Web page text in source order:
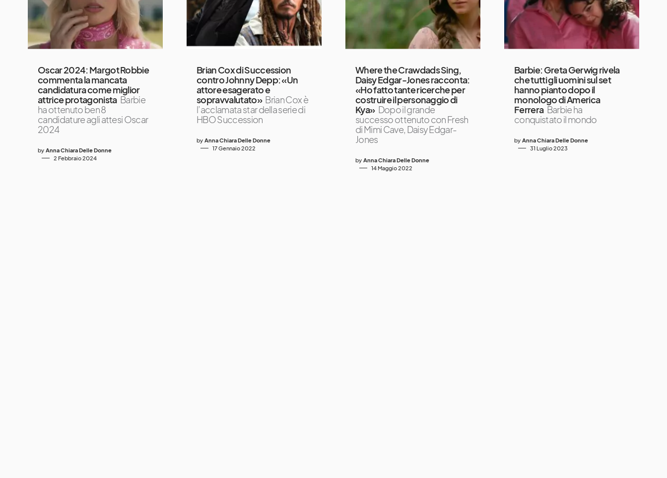
Oscar 2024: Margot Robbie
commenta la mancata
candidatura come miglior
attrice protagonista Barbie
ha ottenuto ben 8
candidature agli attesi Oscar
2024
by Anna Chiara Delle Donne
2 Febbraio 2024
Brian Cox di Succession
contro Johnny Depp: «Un
attore esagerato e
sopravvalutato» Brian Cox è
l’acclamata star della serie di
HBO Succession
by Anna Chiara Delle Donne
17 Gennaio 2022
Where the Crawdads Sing,
Daisy Edgar-Jones racconta:
«Ho fatto tante ricerche per
costruire il personaggio di
Kya» Dopo il grande
successo ottenuto con Fresh
di Mimi Cave, Daisy Edgar-
Jones
by Anna Chiara Delle Donne
14 Maggio 2022
Barbie: Greta Gerwig rivela
che tutti gli uomini sul set
hanno pianto dopo il
monologo di America
Ferrera Barbie ha
conquistato il mondo
by Anna Chiara Delle Donne
31 Luglio 2023